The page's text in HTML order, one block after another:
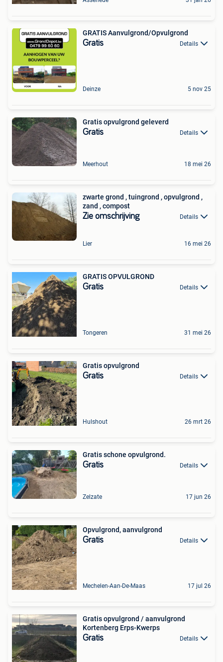
GRATIS Aanvulgrond/Opvulgrond
Gratis Details
Deinze 5 nov 25
Gratis opvulgrond geleverd
Gratis Details
Meerhout 18 mei 26
zwarte grond , tuingrond , opvulgrond ,
zand , compost
Zie omschrijving Details
Lier 16 mei 26
GRATIS OPVULGROND
Gratis Details
Tongeren 31 mei 26
Gratis opvulgrond
Gratis Details
Hulshout 26 mrt 26
Gratis schone opvulgrond.
Gratis Details
Zelzate 17 jun 26
Opvulgrond, aanvulgrond
Gratis Details
Mechelen-Aan-De-Maas 17 jul 26
Gratis opvulgrond / aanvulgrond
Kortenberg Erps-Kwerps
Gratis Details